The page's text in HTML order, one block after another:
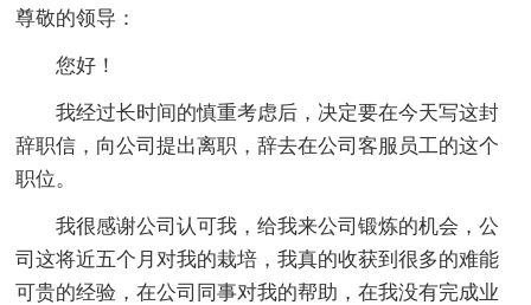
尊敬的领导：
您好！
我经过长时间的慎重考虑后，决定要在今天写这封
辞职信，向公司提出离职，辞去在公司客服员工的这个
职位。
我很感谢公司认可我，给我来公司锻炼的机会，公
司这将近五个月对我的栽培，我真的收获到很多的难能
可贵的经验，在公司同事对我的帮助，在我没有完成业